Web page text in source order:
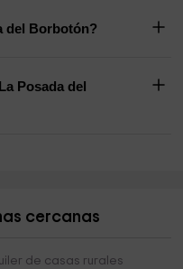
del Borbotón?
Posada del
cercanas
de casas rurales